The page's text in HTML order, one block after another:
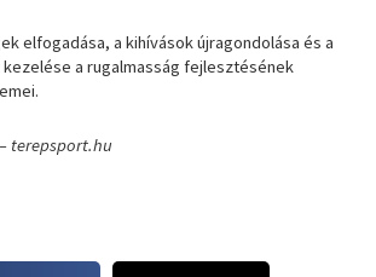
elfogadása, a kihívások újragondolása és a
a rugalmasság fejlesztésének
terepsport.hu